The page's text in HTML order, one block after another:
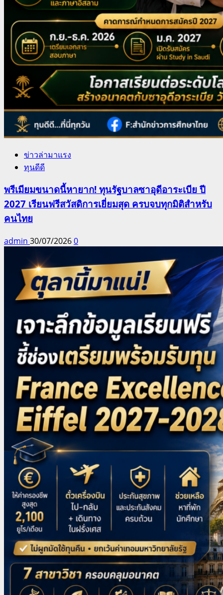
ข่าวล่ามาแรง
ทุนดีดี
พรีเมียมขนาดนี้หายาก! ทุนรัฐบาลซาอุดีอาระเบีย ปี
2027 เรียนฟรีสวัสดิการเยี่ยมสุด ครบจบทุกมิติสำหรับ
คนไทย
admin 30/07/20260